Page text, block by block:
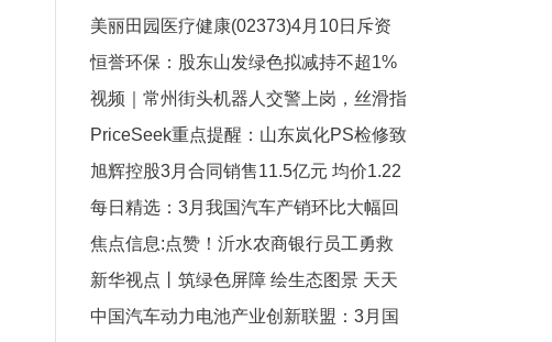
看点
美丽田园医疗健康(02373)4月10日斥资
121.29万港元回购6万股
恒誉环保：股东山发绿色拟减持不超1%
公司股份-每日聚焦
视频｜常州街头机器人交警上岗，丝滑指
挥交通为“苏超”赛事护航
PriceSeek重点提醒：山东岚化PS检修致
货源稀少_动态
旭辉控股3月合同销售11.5亿元 均价1.22
万元/平方米|焦点热门
每日精选：3月我国汽车产销环比大幅回
升
焦点信息:点赞！沂水农商银行员工勇救
落水老人获锦旗
新华视点丨筑绿色屏障 绘生态图景 天天
资讯
中国汽车动力电池产业创新联盟：3月国